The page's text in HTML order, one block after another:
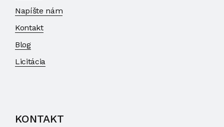
Napíšte nám
Kontakt
Blog
Licitácia
KONTAKT